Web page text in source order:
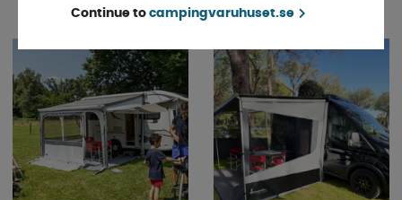
Continue to campingvaruhuset.se